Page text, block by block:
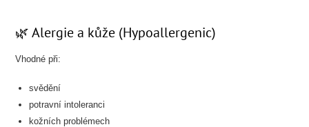
🌿 Alergie a kůže (Hypoallergenic)
Vhodné při:
svědění
potravní intoleranci
kožních problémech